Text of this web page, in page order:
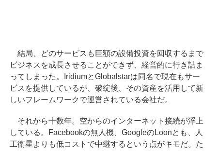
結局、どのサービスも巨額の設備投資を回収するまで
ビジネスを成長させることができず、経営的に行き詰ま
ってしまった。IridiumとGlobalstarは同名で現在もサー
ビスを提供しているが、破綻後、その資産を活用して新
しいフレームワークで運営されている会社だ。
それから十数年。空からのインターネット接続が浮上
している。Facebookの無人機、GoogleのLoonとも、人
工衛星よりも低コストで中継するという点がキモだ。た